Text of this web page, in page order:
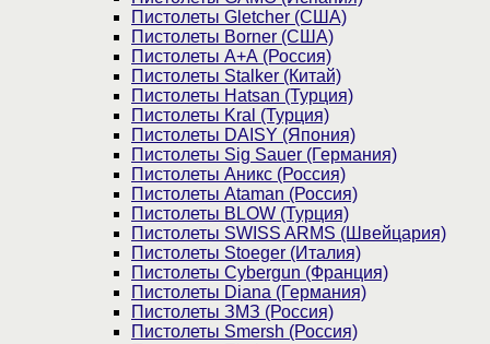
Пистолеты Gletcher (США)
Пистолеты Borner (США)
Пистолеты А+А (Россия)
Пистолеты Stalker (Китай)
Пистолеты Hatsan (Турция)
Пистолеты Kral (Турция)
Пистолеты DAISY (Япония)
Пистолеты Sig Sauer (Германия)
Пистолеты Аникс (Россия)
Пистолеты Ataman (Россия)
Пистолеты BLOW (Турция)
Пистолеты SWISS ARMS (Швейцария)
Пистолеты Stoeger (Италия)
Пистолеты Cybergun (Франция)
Пистолеты Diana (Германия)
Пистолеты ЗМЗ (Россия)
Пистолеты Smersh (Россия)